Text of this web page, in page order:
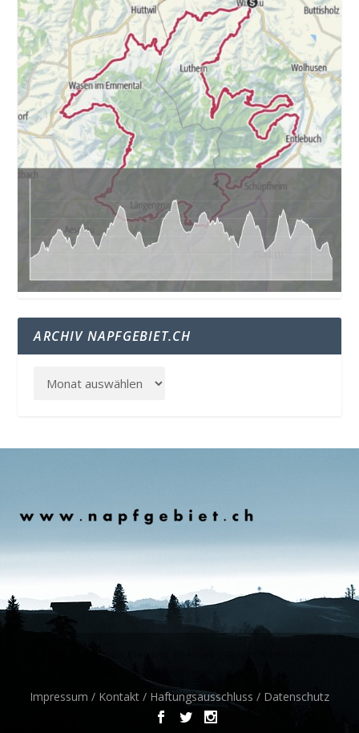
ARCHIV NAPFGEBIET.CH
Impressum / Kontakt / Haftungsausschluss / Datenschutz